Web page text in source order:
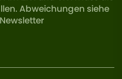
Abweichungen siehe